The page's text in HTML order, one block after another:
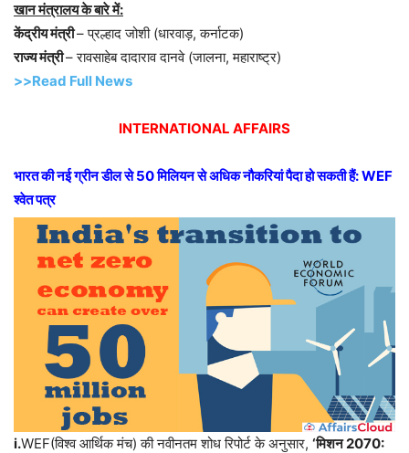
खान मंत्रालय के बारे में:
केंद्रीय मंत्री– प्रल्हाद जोशी (धारवाड़, कर्नाटक)
राज्य मंत्री– रावसाहेब दादाराव दानवे (जालना, महाराष्ट्र)
>>Read Full News
INTERNATIONAL AFFAIRS
भारत की नई ग्रीन डील से 50 मिलियन से अधिक नौकरियां पैदा हो सकती हैं: WEF
श्वेत पत्र
i.WEF(विश्व आर्थिक मंच) की नवीनतम शोध रिपोर्ट के अनुसार, ‘मिशन 2070: